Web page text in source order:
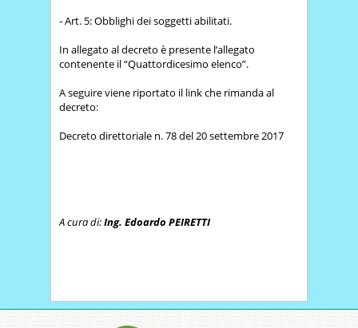
- Art. 5: Obblighi dei soggetti abilitati.
In allegato al decreto è presente l’allegato
contenente il “Quattordicesimo elenco”.
A seguire viene riportato il link che rimanda al
decreto:
Decreto direttoriale n. 78 del 20 settembre 2017
A cura di:Ing. Edoardo PEIRETTI